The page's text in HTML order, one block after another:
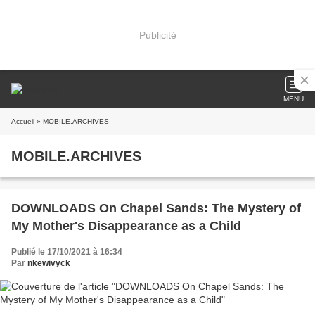
Publicité
MENU
Accueil » MOBILE.ARCHIVES
MOBILE.ARCHIVES
DOWNLOADS On Chapel Sands: The Mystery of
My Mother's Disappearance as a Child
Publié le 17/10/2021 à 16:34
Par nkewivyck